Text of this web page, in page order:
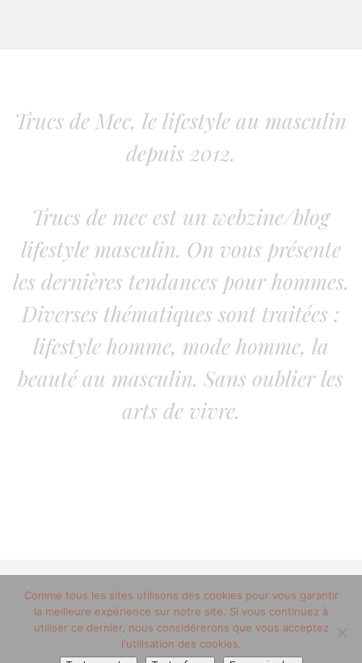
Trucs de Mec, le lifestyle au masculin
depuis 2012.
Trucs de mec est un webzine/blog
lifestyle masculin. On vous présente
les dernières tendances pour hommes.
Diverses thématiques sont traitées :
lifestyle homme, mode homme, la
beauté au masculin. Sans oublier les
arts de vivre.
© 2012-2020 copyright trucsdemec.fr - blog lifestyle
masculin/Tous droits réservés
Mentions Légales
Comme tous les sites utilisons des cookies pour vous garantir
la meilleure expérience sur notre site. Si vous continuez à
utiliser ce dernier, nous considérerons que vous acceptez
l'utilisation des cookies.